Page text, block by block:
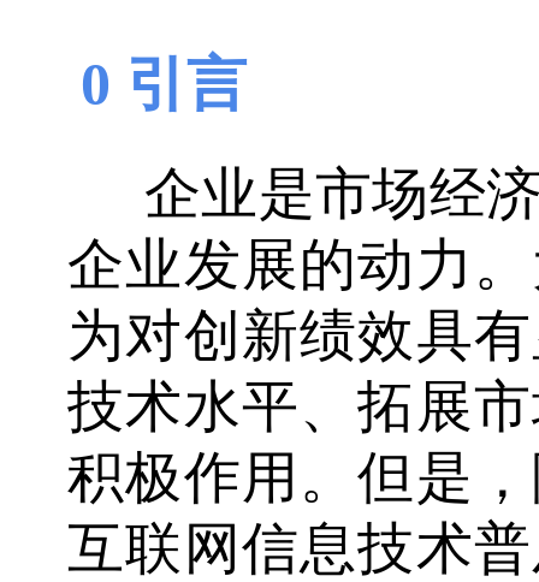
0 引言
企业是市场经
企业发展的动力
为对创新绩效具
技术水平、拓展
积极作用。但是
互联网信息技术